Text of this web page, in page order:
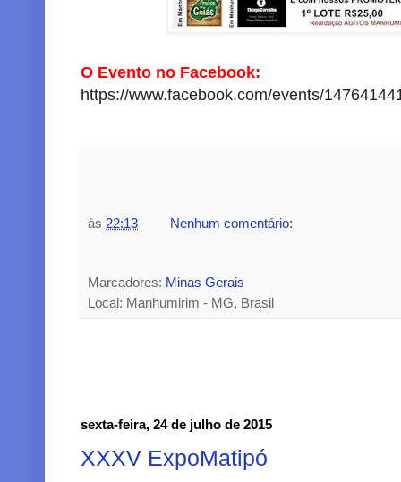
O Evento no Facebook:
https://www.facebook.com/events/
às 22:13 Nenhum comentário:
Marcadores: Minas Gerais
Local: Manhumirim - MG, Brasil
sexta-feira, 24 de julho de 2015
XXXV ExpoMatipó